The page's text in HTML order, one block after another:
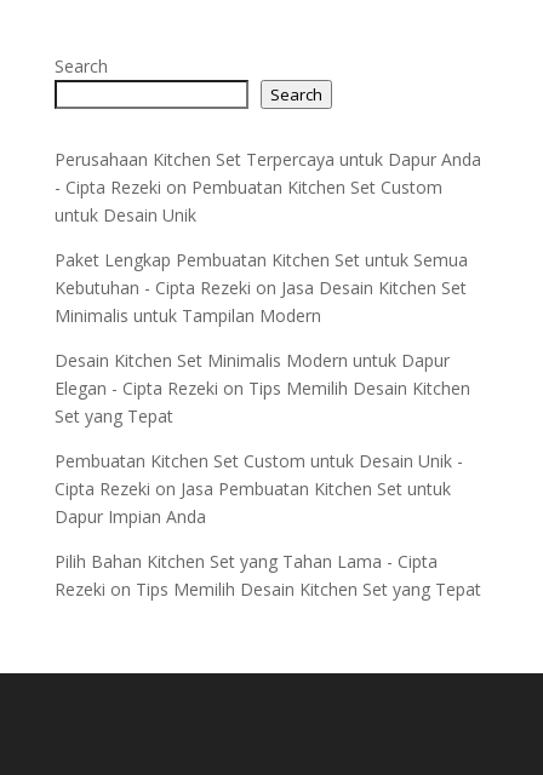
Search
Search
Perusahaan Kitchen Set Terpercaya untuk Dapur Anda
- Cipta Rezeki on Pembuatan Kitchen Set Custom
untuk Desain Unik
Paket Lengkap Pembuatan Kitchen Set untuk Semua
Kebutuhan - Cipta Rezeki on Jasa Desain Kitchen Set
Minimalis untuk Tampilan Modern
Desain Kitchen Set Minimalis Modern untuk Dapur
Elegan - Cipta Rezeki on Tips Memilih Desain Kitchen
Set yang Tepat
Pembuatan Kitchen Set Custom untuk Desain Unik -
Cipta Rezeki on Jasa Pembuatan Kitchen Set untuk
Dapur Impian Anda
Pilih Bahan Kitchen Set yang Tahan Lama - Cipta
Rezeki on Tips Memilih Desain Kitchen Set yang Tepat